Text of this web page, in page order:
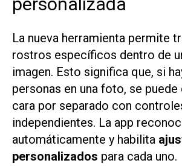
La nueva herramienta permite
rostros específicos dentro de
imagen. Esto significa que, si
personas en una foto, se
cara por separado con
independientes. La app
automáticamente y habilita
personalizados para cada uno.